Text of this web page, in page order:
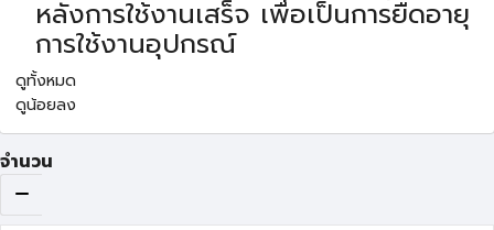
หลังการใช้งานเสร็จ เพื่อเป็นการยืดอายุ
การใช้งานอุปกรณ์
ดูทั้งหมด
ดูน้อยลง
จำนวน